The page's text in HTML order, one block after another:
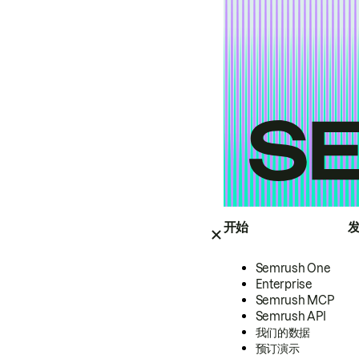
开始
Semrush One
Enterprise
Semrush MCP
Semrush API
我们的数据
预订演示